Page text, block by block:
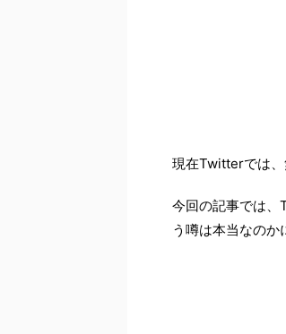
現在Twitterでは、
今回の記事では、
う噂は本当なのか